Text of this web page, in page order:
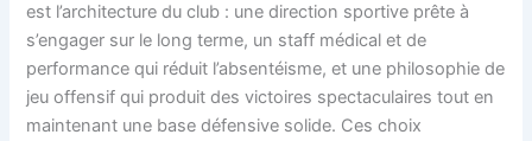
est l’architecture du club : une direction sportive prête à
s’engager sur le long terme, un staff médical et de
performance qui réduit l’absentéisme, et une philosophie de
jeu offensif qui produit des victoires spectaculaires tout en
maintenant une base défensive solide. Ces choix